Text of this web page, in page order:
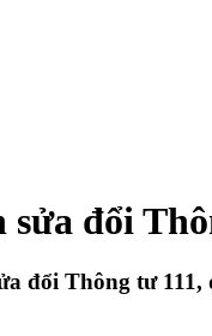
sửa đổi
đổi Thông tư